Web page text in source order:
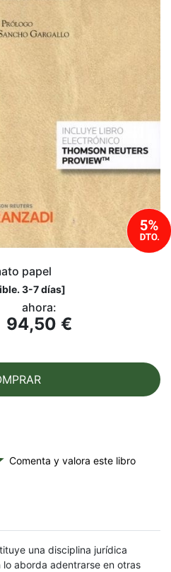
papel
3-7 días]
ahora:
94,50 €
Comenta y valora este libro
una disciplina jurídica
aborda adentrarse en otras